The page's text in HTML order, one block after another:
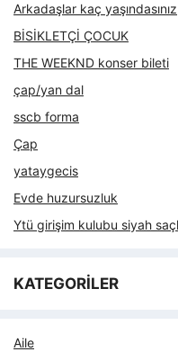
Arkadaşlar kaç yaşındasınız
BİSİKLETÇİ ÇOCUK
THE WEEKND konser bileti
çap/yan dal
sscb forma
Çap
yataygecis
Evde huzursuzluk
Ytü girişim kulubu siyah
KATEGORİLER
Aile